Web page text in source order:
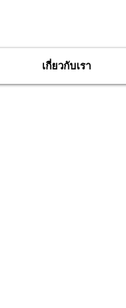
เกี่ยวกับเรา